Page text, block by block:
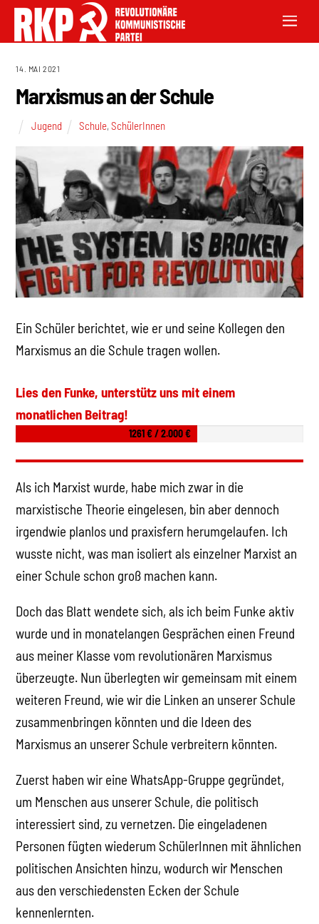
14. MAI 2021
Marxismus an der Schule
Jugend Schule,SchülerInnen
Ein Schüler berichtet, wie er und seine Kollegen den
Marxismus an die Schule tragen wollen.
Lies den Funke, unterstütz uns mit einem
monatlichen Beitrag!
1261 € / 2.000 €
Als ich Marxist wurde, habe mich zwar in die
marxistische Theorie eingelesen, bin aber dennoch
irgendwie planlos und praxisfern herumgelaufen. Ich
wusste nicht, was man isoliert als einzelner Marxist an
einer Schule schon groß machen kann.
Doch das Blatt wendete sich, als ich beim Funke aktiv
wurde und in monatelangen Gesprächen einen Freund
aus meiner Klasse vom revolutionären Marxismus
überzeugte. Nun überlegten wir gemeinsam mit einem
weiteren Freund, wie wir die Linken an unserer Schule
zusammenbringen könnten und die Ideen des
Marxismus an unserer Schule verbreitern könnten.
Zuerst haben wir eine WhatsApp-Gruppe gegründet,
um Menschen aus unserer Schule, die politisch
interessiert sind, zu vernetzen. Die eingeladenen
Personen fügten wiederum SchülerInnen mit ähnlichen
politischen Ansichten hinzu, wodurch wir Menschen
aus den verschiedensten Ecken der Schule
kennenlernten.